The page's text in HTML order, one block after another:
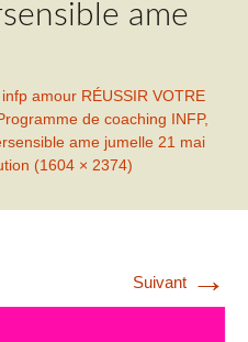
ame
infp amour RÉUSSIR VOTRE
de coaching INFP,
ame jumelle 21 mai
(1604 × 2374)
Suivant →